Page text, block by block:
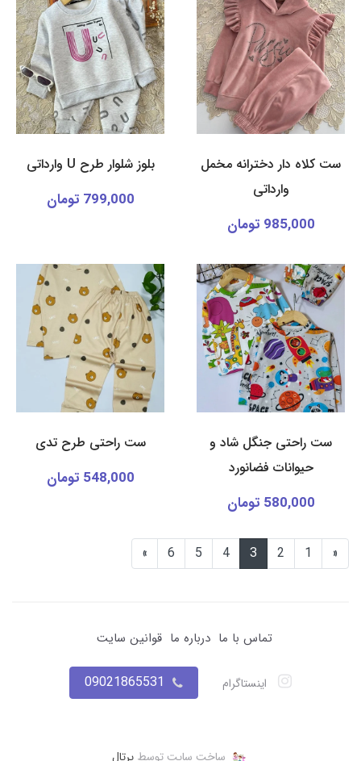
ست کلاه دار دخترانه مخمل
وارداتی
985,000 تومان
بلوز شلوار طرح U وارداتی
799,000 تومان
ست راحتی جنگل شاد و
حیوانات فضانورد
580,000 تومان
ست راحتی طرح تدی
548,000 تومان
«
1
2
3
4
5
6
»
تماس با ما درباره ما قوانین سایت
اینستاگرام 09021865531
ساخت سایت توسط پرتال